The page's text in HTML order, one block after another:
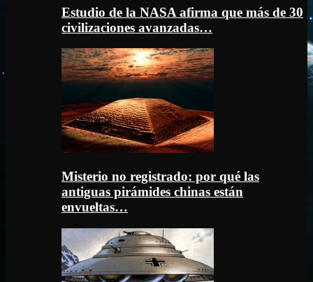
Estudio de la NASA afirma que más de 30
civilizaciones avanzadas…
Misterio no registrado: por qué las
antiguas pirámides chinas están
envueltas…